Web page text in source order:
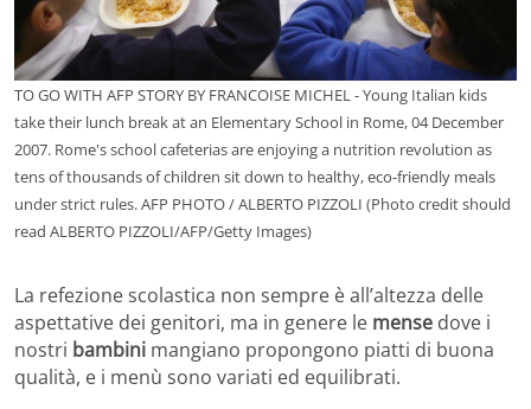
TO GO WITH AFP STORY BY FRANCOISE MICHEL - Young Italian kids
take their lunch break at an Elementary School in Rome, 04 December
2007. Rome's school cafeterias are enjoying a nutrition revolution as
tens of thousands of children sit down to healthy, eco-friendly meals
under strict rules. AFP PHOTO / ALBERTO PIZZOLI (Photo credit should
read ALBERTO PIZZOLI/AFP/Getty Images)
La refezione scolastica non sempre è all’altezza delle
aspettative dei genitori, ma in genere le mense dove i
nostri bambini mangiano propongono piatti di buona
qualità, e i menù sono variati ed equilibrati.